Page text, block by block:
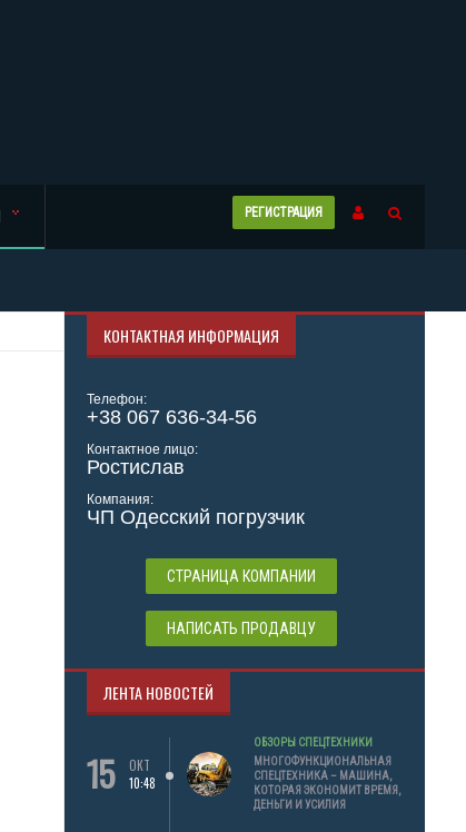
РЕГИСТРАЦИЯ
КОНТАКТНАЯ ИНФОРМАЦИЯ
Телефон:
+38 067 636-34-56
Контактное лицо:
Ростислав
Компания:
ЧП Одесский погрузчик
СТРАНИЦА КОМПАНИИ
НАПИСАТЬ ПРОДАВЦУ
ЛЕНТА НОВОСТЕЙ
15
ОКТ
10:48
ОБЗОРЫ СПЕЦТЕХНИКИ
МНОГОФУНКЦИОНАЛЬНАЯ
СПЕЦТЕХНИКА – МАШИНА,
КОТОРАЯ ЭКОНОМИТ ВРЕМЯ,
ДЕНЬГИ И УСИЛИЯ